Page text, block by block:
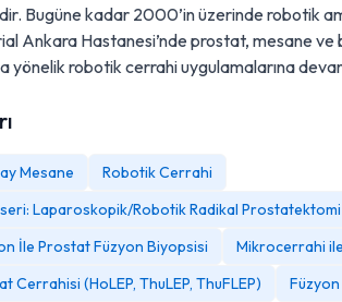
Bugüne kadar 2000’in üzerinde robotik
Ankara Hastanesi’nde prostat, mesane
yönelik robotik cerrahi uygulamalarına
Mesane
Robotik Cerrahi
Laparoskopik/Robotik Radikal Prostatektomi
İle Prostat Füzyon Biyopsisi
Mikrocerrahi
Cerrahisi (HoLEP, ThuLEP, ThuFLEP)